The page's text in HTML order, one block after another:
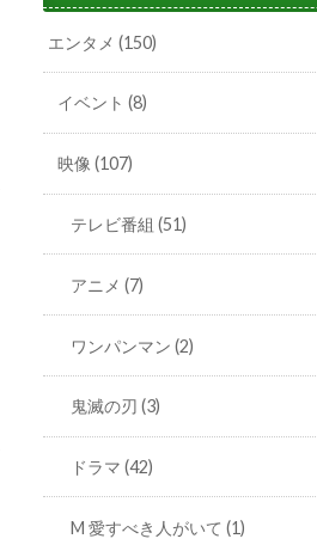
エンタメ(150)
イベント (8)
映像 (107)
テレビ番組(51)
アニメ(7)
ワンパンマン(2)
鬼滅の刃(3)
ドラマ(42)
M 愛すべき人がいて(1)